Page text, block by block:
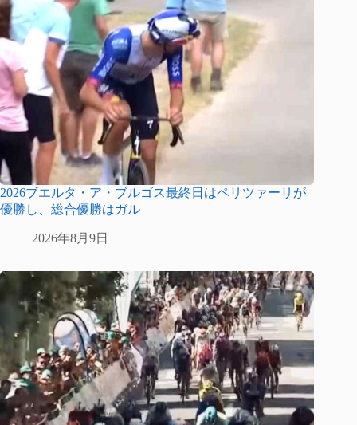
2026ブエルタ・ア・ブルゴス最終日はペリツァーリが
優勝し、総合優勝はガル
2026年8月9日